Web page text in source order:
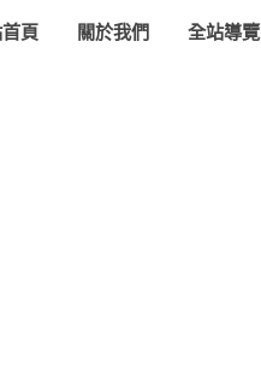
頁 關於我們 全站導覽